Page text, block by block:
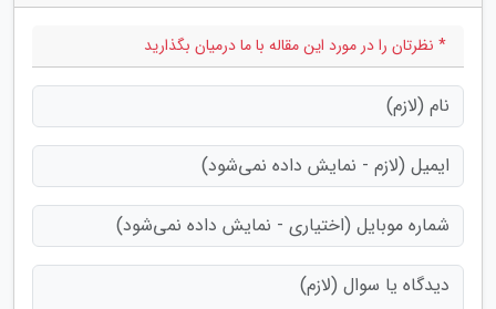
* نظرتان را در مورد این مقاله با ما درمیان بگذارید